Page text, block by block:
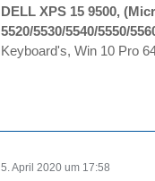
DELL XPS 15 9500,
5520/5530/5540/5550/
Keyboard's, Win 10 Pro
5. April 2020 um 17:58